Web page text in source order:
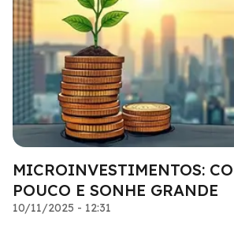
MICROINVESTIMENTOS:
POUCO E SONHE GRANDE
10/11/2025 - 12:31